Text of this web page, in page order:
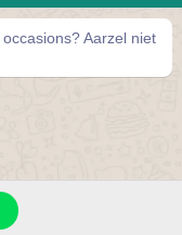
Aarzel niet